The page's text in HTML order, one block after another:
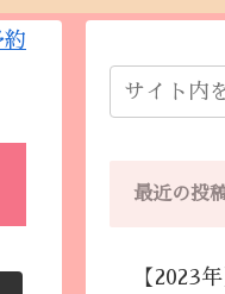
最近の投
【2023